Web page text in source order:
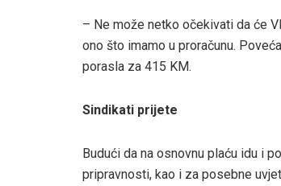
– Ne može netko očekivati da će
ono što imamo u proračunu.
porasla za 415 KM.
Sindikati prijete
Budući da na osnovnu plaću idu i
pripravnosti, kao i za posebne